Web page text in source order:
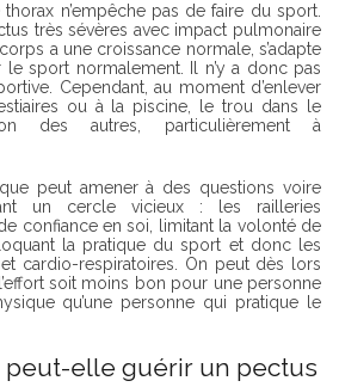
n’empêche pas de faire du sport.
très sévères avec impact pulmonaire
a une croissance normale, s’adapte
sport normalement. Il n’y a donc pas
Cependant, au moment d’enlever
ou à la piscine, le trou dans le
des autres, particulièrement à
peut amener à des questions voire
un cercle vicieux : les railleries
confiance en soi, limitant la volonté de
la pratique du sport et donc les
cardio-respiratoires. On peut dès lors
soit moins bon pour une personne
qu’une personne qui pratique le
peut-elle guérir un pectus